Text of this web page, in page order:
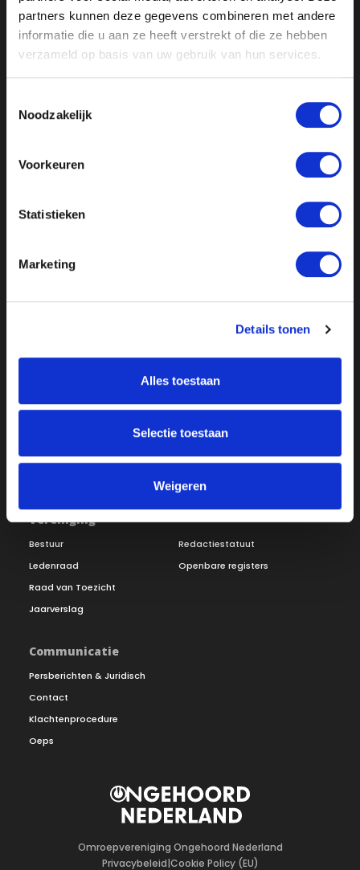
partners kunnen deze gegevens combineren met andere
informatie die u aan ze heeft verstrekt of die ze hebben
verzameld op basis van uw gebruik van hun services.
Noodzakelijk
Voorkeuren
Statistieken
Marketing
Details tonen
Alles toestaan
Selectie toestaan
Weigeren
Onze missie
Inloggen
Steunbetuigingen
Vacatures
Vereniging
Bestuur
Ledenraad
Raad van Toezicht
Jaarverslag
Redactiestatuut
Openbare registers
Communicatie
Persberichten & Juridisch
Contact
Klachtenprocedure
Oeps
Omroepvereniging Ongehoord Nederland
Privacybeleid|Cookie Policy (EU)